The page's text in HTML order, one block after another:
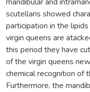
scutellaris showed
participation in the
virgin queens are
this period they have
of the virgin queens
chemical recognition of
Furthermore, the